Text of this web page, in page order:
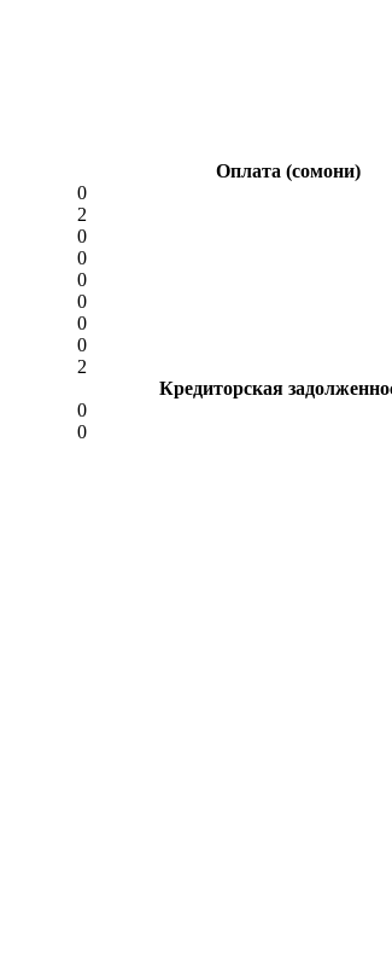
Оплата (сомони)
0
2
0
0
0
0
0
0
2
Кредиторская
0
0